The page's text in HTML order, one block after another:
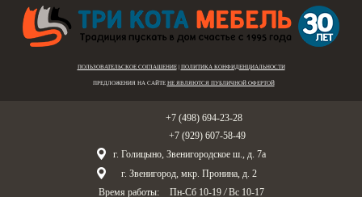
ПОЛЬЗОВАТЕЛЬСКОЕ СОГЛАШЕНИЕ| ПОЛИТИКА КОНФИДЕНЦИАЛЬНОСТИ
ПРЕДЛОЖЕНИЯ НА САЙТЕ НЕ ЯВЛЯЮТСЯ ПУБЛИЧНОЙ ОФЕРТОЙ
+7 (498) 694-23-28
+7 (929) 607-58-49
г. Голицыно, Звенигородское ш., д. 7а
г. Звенигород, мкр. Пронина, д. 2
Время работы:
Пн-Сб 10-19 / Вс 10-17